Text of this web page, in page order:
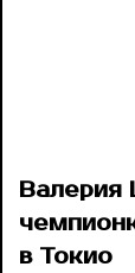
Валерия
в Токио